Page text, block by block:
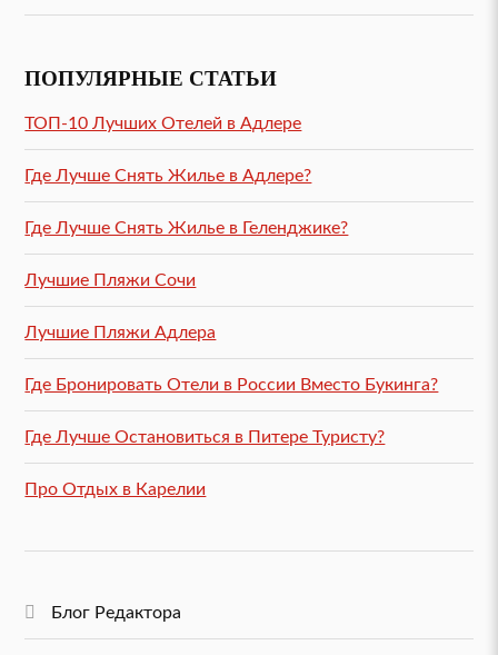
ПОПУЛЯРНЫЕ СТАТЬИ
ТОП-10 Лучших Отелей в Адлере
Где Лучше Снять Жилье в Адлере?
Где Лучше Снять Жилье в Геленджике?
Лучшие Пляжи Сочи
Лучшие Пляжи Адлера
Где Бронировать Отели в России Вместо Букинга?
Где Лучше Остановиться в Питере Туристу?
Про Отдых в Карелии
Блог Редактора